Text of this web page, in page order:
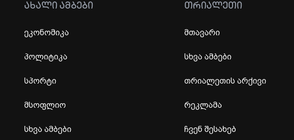
ᲐᲮᲐᲚᲘ ᲐᲛᲑᲔᲑᲘ
ეკონომიკა
პოლიტიკა
სპორტი
მსოფლიო
სხვა ამბები
ᲗᲠᲘᲐᲚᲔᲗᲘ
მთავარი
სხვა ამბები
თრიალეთის არქივი
რეკლამა
ჩვენ შესახებ